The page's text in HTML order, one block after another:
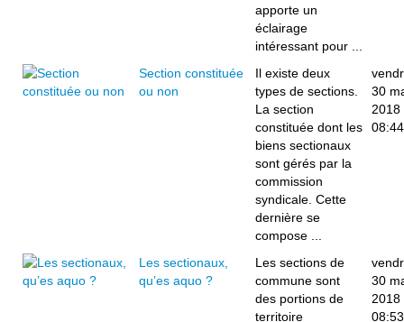
apporte un
éclairage
intéressant pour ...
Section constituée
ou non
Il existe deux
types de sections.
La section
constituée dont les
biens sectionaux
sont gérés par la
commission
syndicale. Cette
dernière se
compose ...
30
2018
08:44
Les sectionaux,
qu’es aquo ?
Les sections de
commune sont
des portions de
territoire
30
2018
08:53